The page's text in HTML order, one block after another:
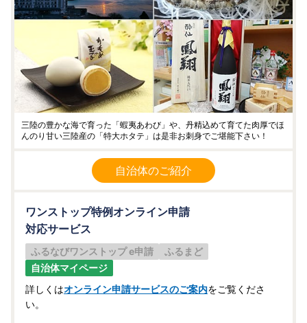
三陸の豊かな海で育った「蝦夷あわび」や、丹精込めて育てた肉厚でほ
んのり甘い三陸産の「特大ホタテ」は是非お刺身でご堪能下さい！
自治体のご紹介
ワンストップ特例オンライン申請
対応サービス
ふるなびワンストップ e申請
ふるまど
自治体マイページ
詳しくはオンライン申請サービスのご案内をご覧くださ
い。